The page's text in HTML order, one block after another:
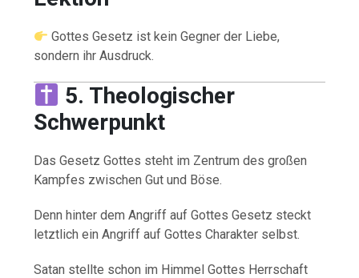
Gottes Gesetz ist kein Gegner der Liebe,
sondern ihr Ausdruck.
5. Theologischer
Schwerpunkt
Das Gesetz Gottes steht im Zentrum des großen
Kampfes zwischen Gut und Böse.
Denn hinter dem Angriff auf Gottes Gesetz steckt
letztlich ein Angriff auf Gottes Charakter selbst.
Satan stellte schon im Himmel Gottes Herrschaft